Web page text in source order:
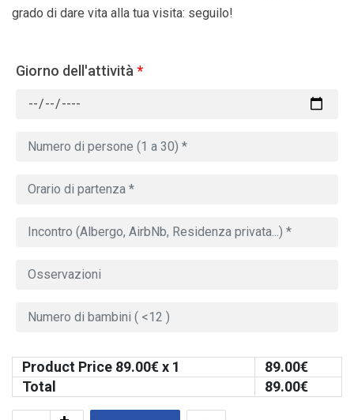
grado di dare vita alla tua visita: seguilo!
Giorno dell'attività *
Product Price 89.00€ x 1 89.00€
Total
89.00€